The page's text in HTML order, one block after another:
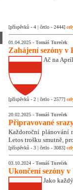
[příspěvků - 4 | četlo - 2444]
01.04.2025 - Tomáš Tureček
Zahájení sezóny v
Ač na
[příspěvků - 2 | četlo - 2577]
20.02.2025 - Tomáš Tureček
Připravované
Každoroční plánování
Letos trošku smutně,
[příspěvků - 3 | četlo - 3083]
03.10.2024 - Tomáš Tureček
Ukončení sezóny v
Jako